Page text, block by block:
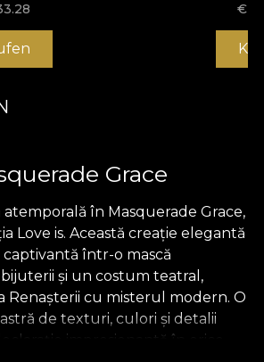
€
Grace
atemporală în Masquerade Grace,
Love is. Această creație elegantă
într-o mască
și un costum teatral,
Renașterii cu misterul modern. O
de texturi, culori și detalii
impresionantă în orice